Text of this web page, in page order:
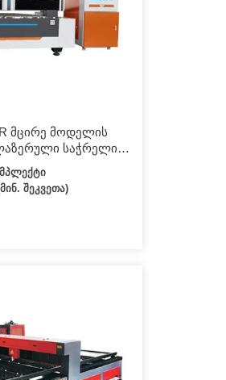
მცირე მოდელის
საჭრელი
ჭრის ოქროს და
შეკვეთა)